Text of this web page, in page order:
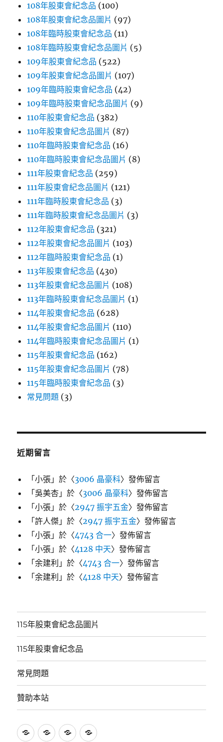
108年股東會紀念品 (100)
108年股東會紀念品圖片 (97)
108年臨時股東會紀念品 (11)
108年臨時股東會紀念品圖片 (5)
109年股東會紀念品 (522)
109年股東會紀念品圖片 (107)
109年臨時股東會紀念品 (42)
109年臨時股東會紀念品圖片 (9)
110年股東會紀念品 (382)
110年股東會紀念品圖片 (87)
110年臨時股東會紀念品 (16)
110年臨時股東會紀念品圖片 (8)
111年股東會紀念品 (259)
111年股東會紀念品圖片 (121)
111年臨時股東會紀念品 (3)
111年臨時股東會紀念品圖片 (3)
112年股東會紀念品 (321)
112年股東會紀念品圖片 (103)
112年臨時股東會紀念品 (1)
113年股東會紀念品 (430)
113年股東會紀念品圖片 (108)
113年臨時股東會紀念品圖片 (1)
114年股東會紀念品 (628)
114年股東會紀念品圖片 (110)
114年臨時股東會紀念品圖片 (1)
115年股東會紀念品 (162)
115年股東會紀念品圖片 (78)
115年臨時股東會紀念品 (3)
常見問題 (3)
近期留言
「小張 」於〈3006 晶豪科〉發佈留言
「吳美杏 」於〈3006 晶豪科〉發佈留言
「小張 」於〈2947 振宇五金〉發佈留言
「許人傑 」於〈2947 振宇五金〉發佈留言
「小張 」於〈4743 合一〉發佈留言
「小張 」於〈4128 中天〉發佈留言
「余建利 」於〈4743 合一〉發佈留言
「余建利 」於〈4128 中天〉發佈留言
115年股東會紀念品圖片
115年股東會紀念品
常見問題
贊助本站
115
115
常
贊